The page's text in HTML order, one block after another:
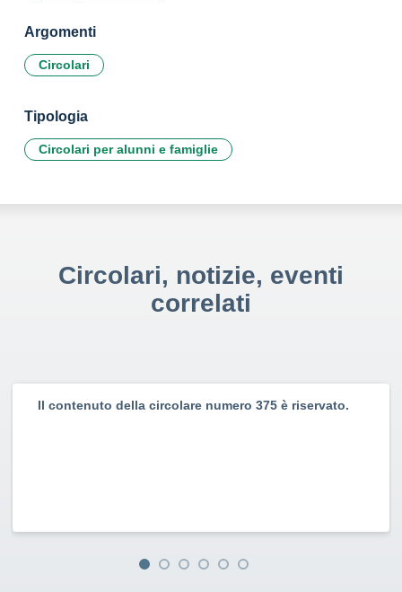
Argomenti
Circolari
Tipologia
Circolari per alunni e famiglie
Circolari, notizie, eventi
correlati
Il contenuto della circolare numero 375 è riservato.